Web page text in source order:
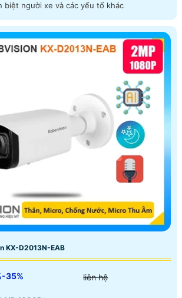
biệt người xe và các yếu tố khác
KX-D2013N-EAB
35% liên hệ